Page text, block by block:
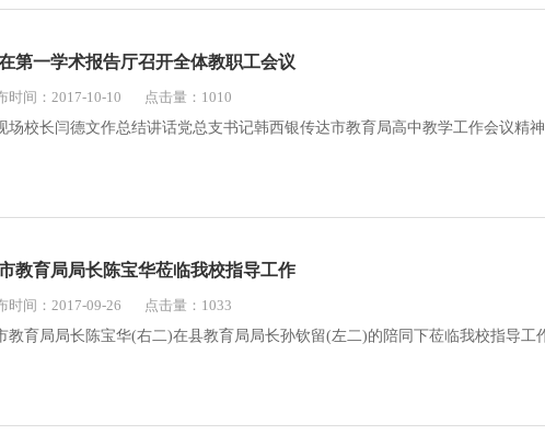
第一学术报告厅召开全体教职工会议
时间：2017-10-10
点击量：1010
场校长闫德文作总结讲话党总支书记韩西银传达市教育局高中教学工作会议精
教育局局长陈宝华莅临我校指导工作
时间：2017-09-26
点击量：1033
教育局局长陈宝华(右二)在县教育局局长孙钦留(左二)的陪同下莅临我校指导工